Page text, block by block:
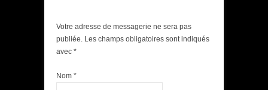
Votre adresse de messagerie ne sera pas
publiée. Les champs obligatoires sont indiqués
avec *
Nom *